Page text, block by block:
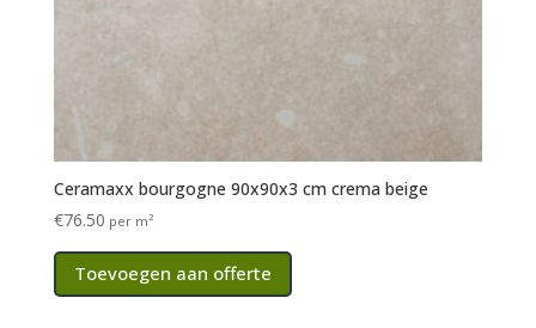
Ceramaxx bourgogne 90x90x3 cm crema beige
€76.50 per m²
Toevoegen aan offerte